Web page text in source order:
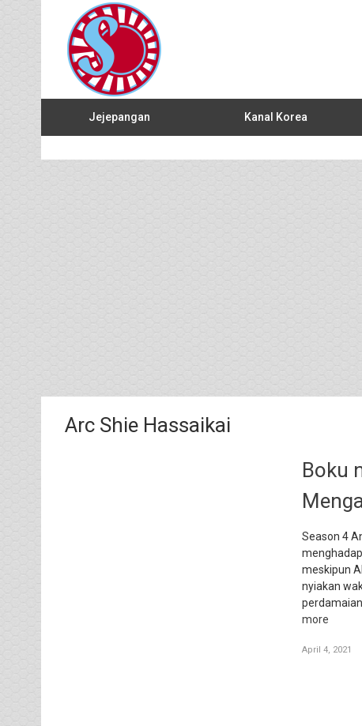
Jejepangan Kanal Korea
Arc Shie Hassaikai
Boku
Season 4
meskipun
nyiakan
more
April 4, 2021